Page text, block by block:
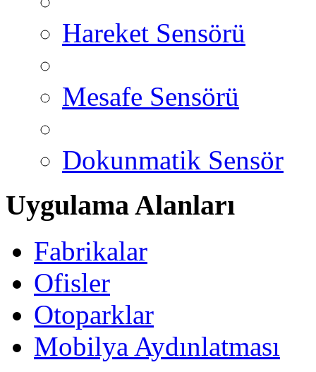
Hareket Sensörü
Mesafe Sensörü
Dokunmatik Sensör
Uygulama Alanları
Fabrikalar
Ofisler
Otoparklar
Mobilya Aydınlatması